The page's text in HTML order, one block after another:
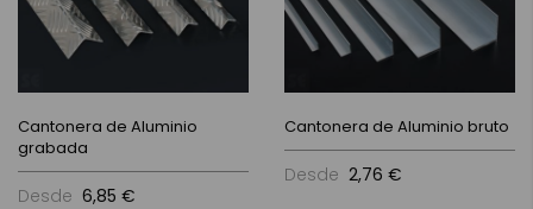
Cantonera de Aluminio
grabada
Desde 6,85 €
Cantonera de Aluminio bruto
Desde 2,76 €